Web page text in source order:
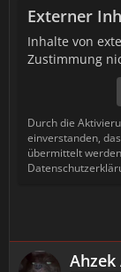
Externer
Inhalte von
Zustimmung
Durch die
einverstanden,
übermittelt